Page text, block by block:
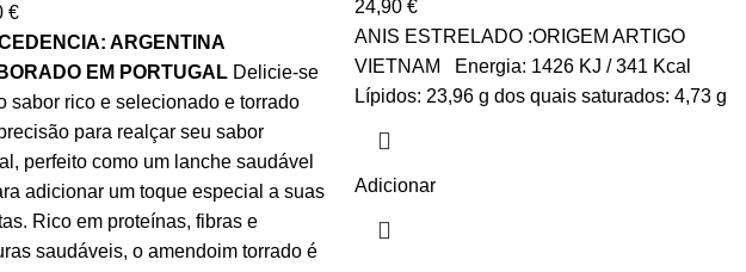
€
ARGENTINA
EM PORTUGAL Delicie-se
sabor rico e selecionado e torrado
para realçar seu sabor
perfeito como um lanche saudável
adicionar um toque especial a suas
Rico em proteínas, fibras e
saudáveis, o amendoim torrado é
24,90 €
ANIS ESTRELADO :ORIGEM ARTIGO
VIETNAM Energia: 1426 KJ / 341 Kcal
Lípidos: 23,96 g dos quais saturados: 4,73 g
Adicionar